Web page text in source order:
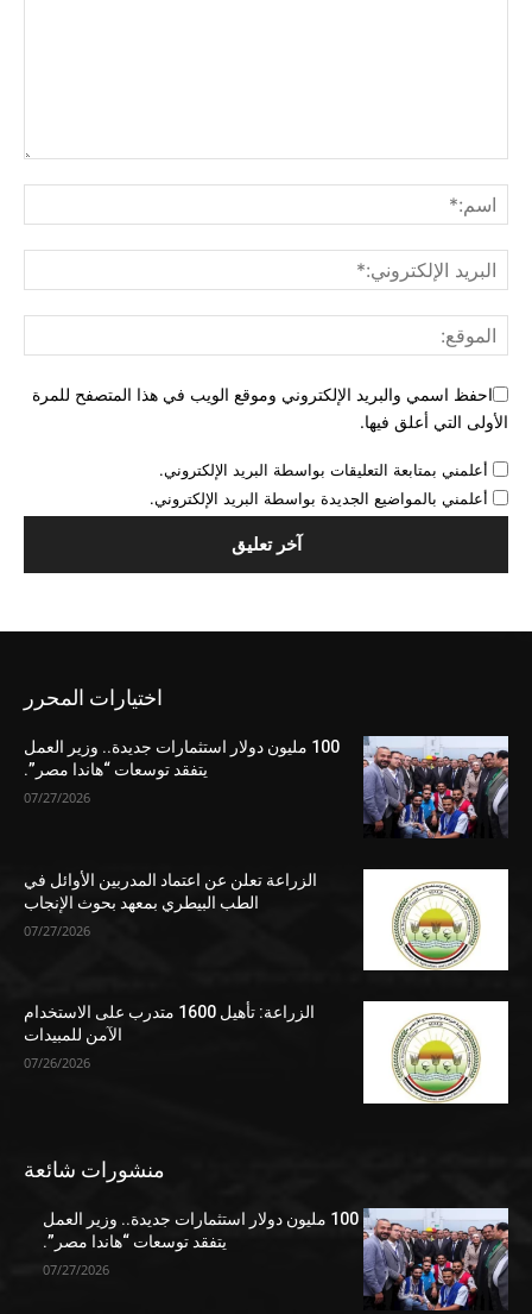
احفظ اسمي والبريد الإلكتروني وموقع الويب في هذا المتصفح للمرة
الأولى التي أعلق فيها.
أعلمني بمتابعة التعليقات بواسطة البريد الإلكتروني.
أعلمني بالمواضيع الجديدة بواسطة البريد الإلكتروني.
اختيارات المحرر
100 مليون دولار استثمارات جديدة.. وزير العمل
يتفقد توسعات “هاندا مصر”.
07/27/2026
الزراعة تعلن عن اعتماد المدربين الأوائل في
الطب البيطري بمعهد بحوث الإنجاب
07/27/2026
الزراعة: تأهيل 1600 متدرب على الاستخدام
الآمن للمبيدات
07/26/2026
منشورات شائعة
100 مليون دولار استثمارات جديدة.. وزير العمل
يتفقد توسعات “هاندا مصر”.
07/27/2026